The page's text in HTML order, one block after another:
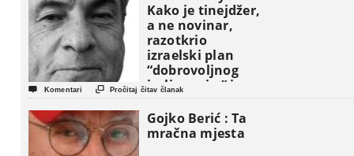
Kako je tinejdžer,
a ne novinar,
razotkrio
izraelski plan
“dobrovoljnog
iseljavanja ” iz
Gaze
 Komentari  Pročitaj čitav članak
Gojko Berić : Ta
mračna mjesta